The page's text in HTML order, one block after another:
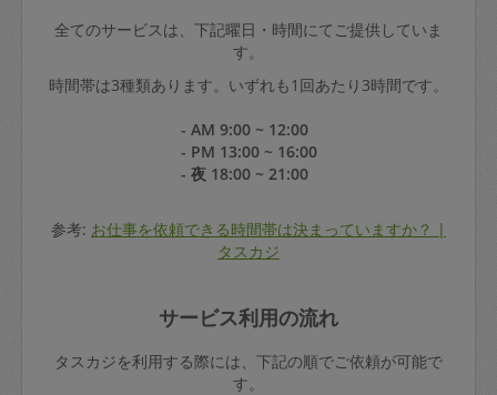
全てのサービスは、下記曜日・時間にてご提供していま
す。
時間帯は3種類あります。いずれも1回あたり3時間です。
- AM 9:00 ~ 12:00
- PM 13:00 ~ 16:00
- 夜 18:00 ~ 21:00
参考: お仕事を依頼できる時間帯は決まっていますか？ |
タスカジ
サービス利用の流れ
タスカジを利用する際には、下記の順でご依頼が可能で
す。